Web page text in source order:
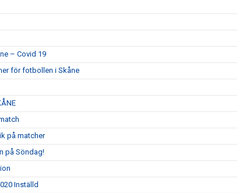
– Covid 19
för fotbollen i Skåne
på matcher
på Söndag!
Inställd